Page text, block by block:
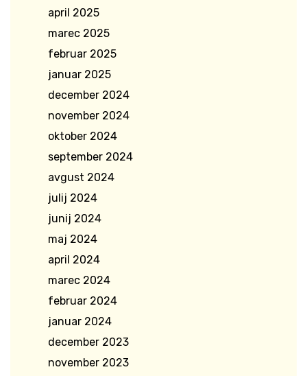
april 2025
marec 2025
februar 2025
januar 2025
december 2024
november 2024
oktober 2024
september 2024
avgust 2024
julij 2024
junij 2024
maj 2024
april 2024
marec 2024
februar 2024
januar 2024
december 2023
november 2023